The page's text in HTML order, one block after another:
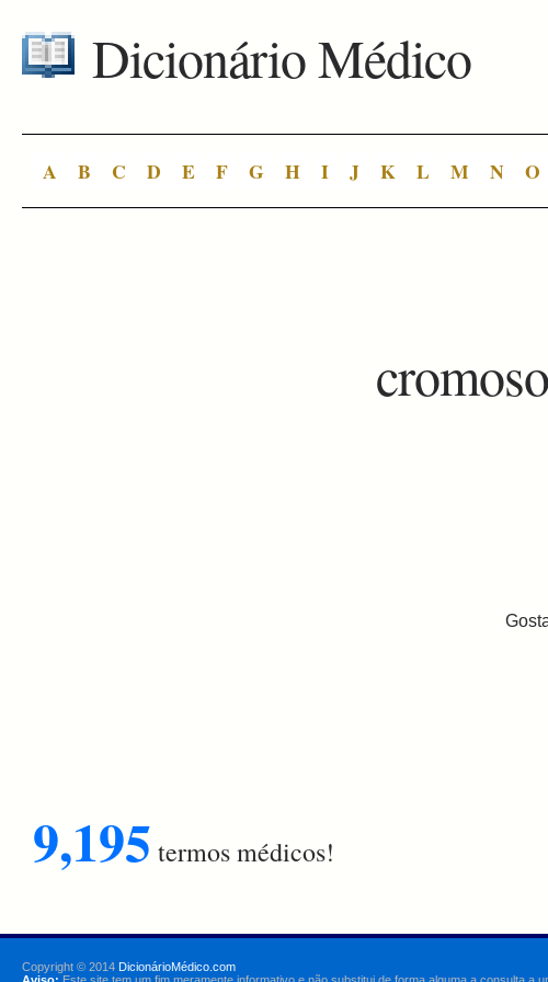
Dicionário Médico
A B C D E F G H I J K L M N O
9,195 termos médicos!
Copyright © 2014 DicionárioMédico.com